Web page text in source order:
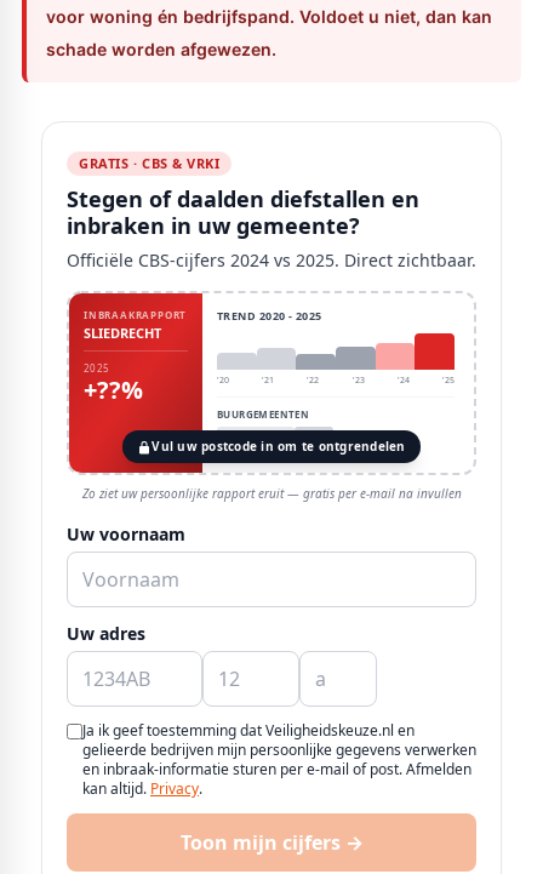
voor woning én bedrijfspand. Voldoet u niet, dan kan
schade worden afgewezen.